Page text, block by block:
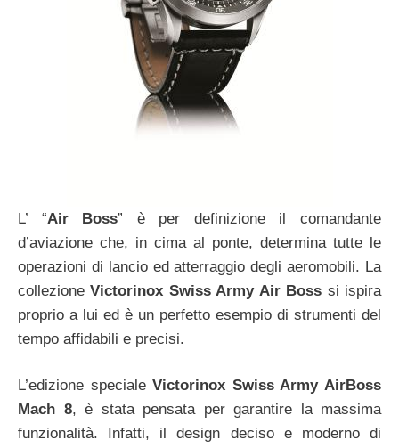
L’ “Air Boss” è per definizione il comandante
d’aviazione che, in cima al ponte, determina tutte le
operazioni di lancio ed atterraggio degli aeromobili. La
collezioneVictorinox Swiss Army Air Boss si ispira
proprio a lui ed è un perfetto esempio di strumenti del
tempo affidabili e precisi.
L’edizione specialeVictorinox Swiss Army AirBoss
Mach 8, è stata pensata per garantire la massima
funzionalità. Infatti, il design deciso e moderno di